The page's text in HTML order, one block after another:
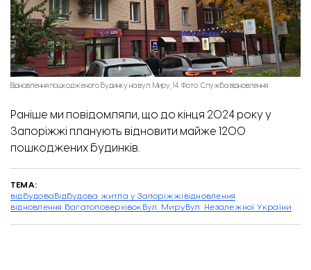
Відновлення пошкодженого будинку на вул. Миру, 14. Фото: Служба відновлення
Раніше ми повідомляли, що до кінця 2024 року у
Запоріжжі планують відновити майже 1200
пошкоджених будинків.
ТЕМА:
відбудова Відбудова житла у Запоріжжі відновлення
відновлення багатоповерхівок Вул. МируВул. Незалежної України